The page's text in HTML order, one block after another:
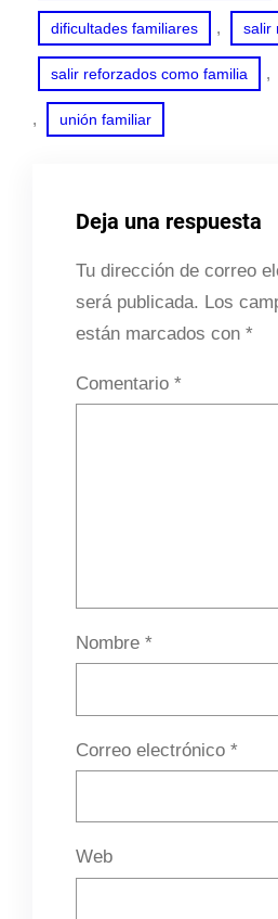
dificultades familiares , salir
salir reforzados como familia ,
, unión familiar
Deja una respuesta
Tu dirección de correo
será publicada. Los
están marcados con *
Comentario *
Nombre *
Correo electrónico *
Web